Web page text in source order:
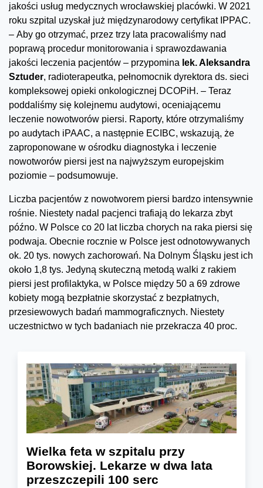
jakości usług medycznych wrocławskiej placówki. W 2021
roku szpital uzyskał już międzynarodowy certyfikat IPPAC.
– Aby go otrzymać, przez trzy lata pracowaliśmy nad
poprawą procedur monitorowania i sprawozdawania
jakości leczenia pacjentów – przypomina lek. Aleksandra
Sztuder, radioterapeutka, pełnomocnik dyrektora ds. sieci
kompleksowej opieki onkologicznej DCOPiH. – Teraz
poddaliśmy się kolejnemu audytowi, oceniającemu
leczenie nowotworów piersi. Raporty, które otrzymaliśmy
po audytach iPAAC, a następnie ECIBC, wskazują, że
zaproponowane w ośrodku diagnostyka i leczenie
nowotworów piersi jest na najwyższym europejskim
poziomie – podsumowuje.
Liczba pacjentów z nowotworem piersi bardzo intensywnie
rośnie. Niestety nadal pacjenci trafiają do lekarza zbyt
późno. W Polsce co 20 lat liczba chorych na raka piersi się
podwaja. Obecnie rocznie w Polsce jest odnotowywanych
ok. 20 tys. nowych zachorowań. Na Dolnym Śląsku jest ich
około 1,8 tys. Jedyną skuteczną metodą walki z rakiem
piersi jest profilaktyka, w Polsce między 50 a 69 zdrowe
kobiety mogą bezpłatnie skorzystać z bezpłatnych,
przesiewowych badań mammograficznych. Niestety
uczestnictwo w tych badaniach nie przekracza 40 proc.
Wielka feta w szpitalu przy
Borowskiej. Lekarze w dwa lata
przeszczepili 100 serc